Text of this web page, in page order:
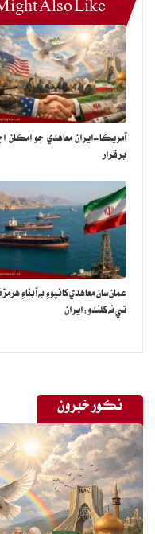
Also Like
آمريڪا-ايران معاهدي جو امڪان
برقرار
عمان سان معاهدي کانپوءِ به آبناءِ
تي نه کلندو: ايران
نڪور خبرون